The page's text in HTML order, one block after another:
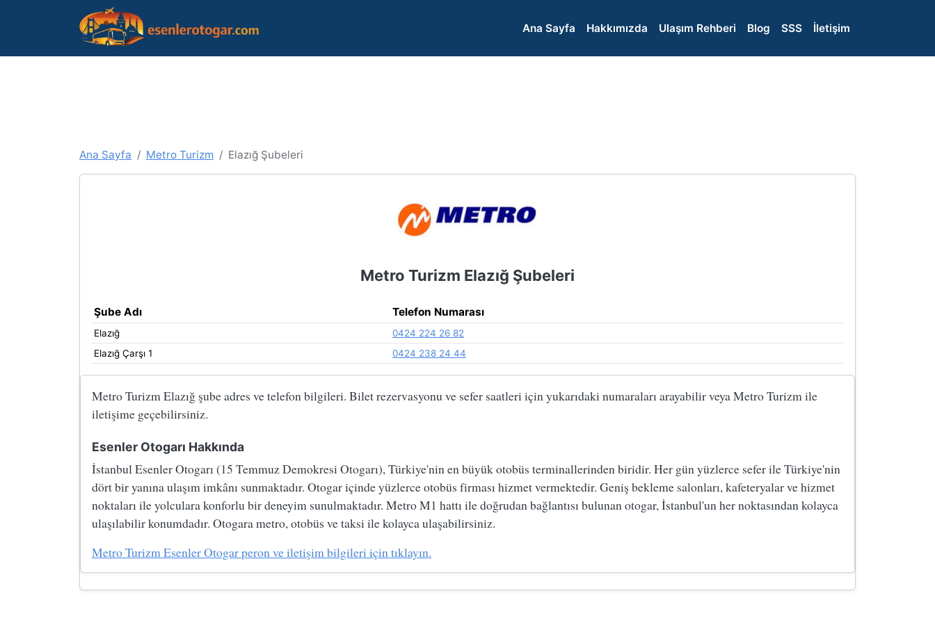
Ana Sayfa Hakkımızda Ulaşım Rehberi Blog SSS İletişim
Ana Sayfa Metro Turizm Elazığ Şubeleri
Metro Turizm Elazığ Şubeleri
Şube Adı Telefon Numarası
Elazığ
0424 224 26 82
Elazığ Çarşı 1
0424 238 24 44
Metro Turizm Elazığ şube adres ve telefon bilgileri. Bilet rezervasyonu ve sefer saatleri için yukarıdaki numaraları arayabilir veya Metro Turizm ile
iletişime geçebilirsiniz.
Esenler Otogarı Hakkında
İstanbul Esenler Otogarı (15 Temmuz Demokresi Otogarı), Türkiye'nin en büyük otobüs terminallerinden biridir. Her gün yüzlerce sefer ile Türkiye'nin
dört bir yanına ulaşım imkânı sunmaktadır. Otogar içinde yüzlerce otobüs firması hizmet vermektedir. Geniş bekleme salonları, kafeteryalar ve hizmet
noktaları ile yolculara konforlu bir deneyim sunulmaktadır. Metro M1 hattı ile doğrudan bağlantısı bulunan otogar, İstanbul'un her noktasından kolayca
ulaşılabilir konumdadır. Otogara metro, otobüs ve taksi ile kolayca ulaşabilirsiniz.
Metro Turizm Esenler Otogar peron ve iletişim bilgileri için tıklayın.